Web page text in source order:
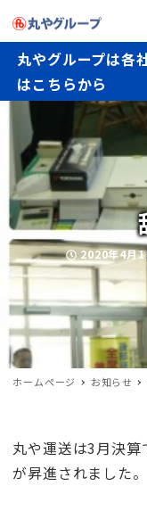
丸やグループは各
はこちらから
投稿日
2020年4月1
ホームページ お知らせ
丸や運送は3月決
が昇進されました。